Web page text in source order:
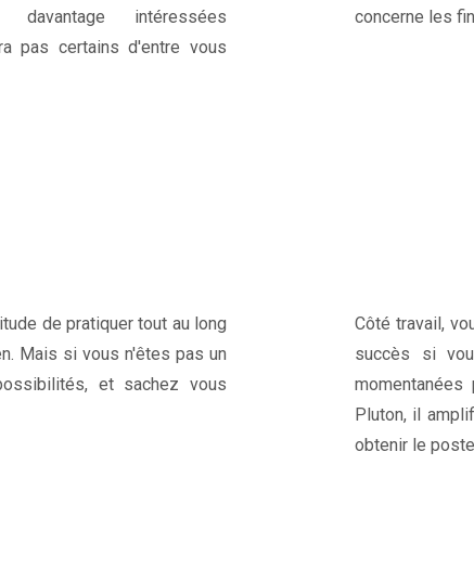
intéressées
pas certains d'entre vous
concerne les
de pratiquer tout au long
Mais si vous n'êtes pas un
et sachez vous
Côté travail,
succès si
Pluton, il
obtenir le